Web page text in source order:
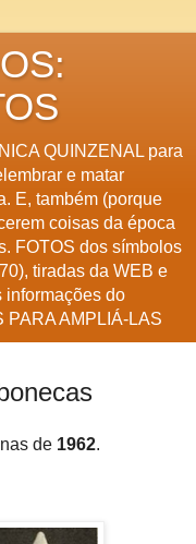
QUINZENAL para
e matar
E, também (porque
coisas da época
FOTOS dos símbolos
tiradas da WEB e
informações do
PARA AMPLIÁ-LAS
de 1962.